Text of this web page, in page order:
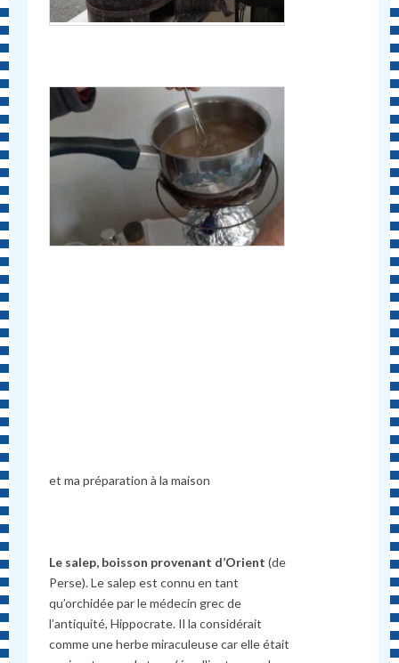
et ma préparation à la maison
Le salep, boisson provenant d’Orient (de
Perse). Le salep est connu en tant
qu’orchidée par le médecin grec de
l’antiquité, Hippocrate. Il la considérait
comme une herbe miraculeuse car elle était